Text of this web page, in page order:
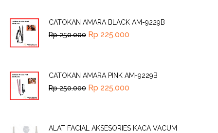
CATOKAN AMARA BLACK AM-9229B
Rp250.000 Rp 225.000
CATOKAN AMARA PINK AM-9229B
Rp250.000 Rp 225.000
ALAT FACIAL AKSESORIES KACA VACUM